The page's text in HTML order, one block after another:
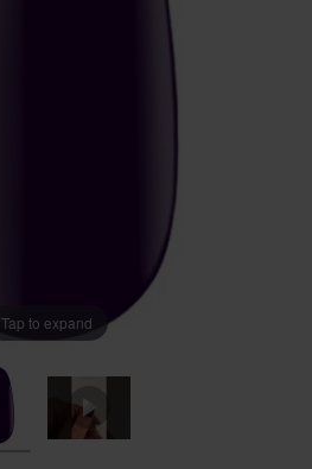
Tap to expand